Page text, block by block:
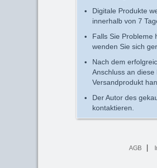
Digitale Produkte
innerhalb von 7
Falls Sie Probleme
wenden Sie sich
Nach dem
Anschluss an
Versandprodukt
Der Autor des
kontaktieren.
AGB